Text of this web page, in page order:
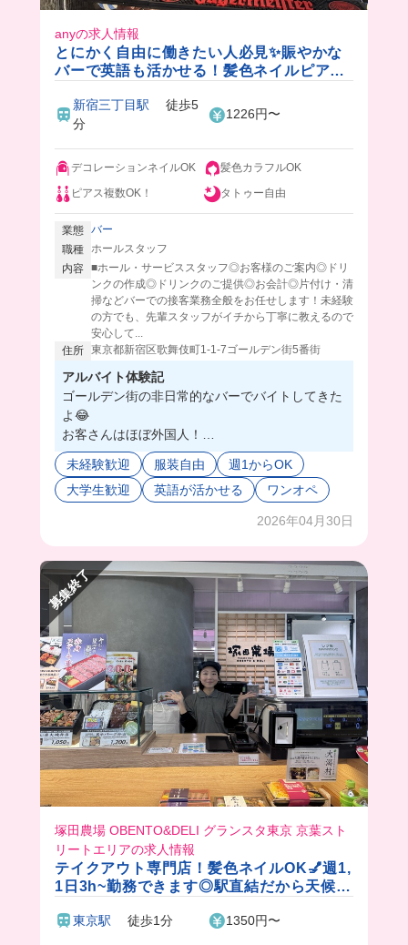
anyの求人情報
とにかく自由に働きたい人必見✨賑やかな
バーで英語も活かせる！髪色ネイルピアス
新宿三丁目駅 徒歩5
分
1226円〜
デコレーションネイルOK
髪色カラフルOK
ピアス複数OK！
タトゥー自由
業態 バー
職種 ホールスタッフ
内容 ■ホール・サービススタッフ◎お客様のご案内◎ドリ
ンクの作成◎ドリンクのご提供◎お会計◎片付け・清
掃などバーでの接客業務全般をお任せします！未経験
の方でも、先輩スタッフがイチから丁寧に教えるので
安心して...
住所 東京都新宿区歌舞伎町1-1-7ゴールデン街5番街
アルバイト体験記
ゴールデン街の非日常的なバーでバイトしてきた
よ😂
お客さんはほぼ外国人！
働き始めて3ヶ月のスタッフさんは最初全く英語
話せなかったけど、気付いたらコミュニケーショ
ン取れるようになってたらしい笑
ら英語や他の国の言葉が話せるようになるから海
未経験歓迎 服装自由
週1からOK
大学生歓迎
英語が活かせる ワンオペ
2026年04月30日
募集終了
塚田農場 OBENTO&DELI グランスタ東京 京葉スト
リートエリアの求人情報
テイクアウト専門店！髪色ネイルOK💅週1,
1日3h~勤務できます◎駅直結だから天候に
東京駅 徒歩1分 1350円〜